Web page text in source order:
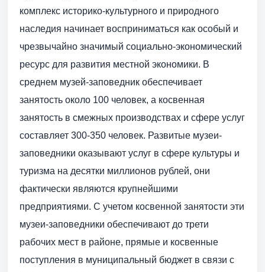
комплекс историко-культурного и природного
наследия начинает восприниматься как особый и
чрезвычайно значимый социально-экономический
ресурс для развития местной экономики. В
среднем музей-заповедник обеспечивает
занятость около 100 человек, а косвенная
занятость в смежных производствах и сфере услуг
составляет 300-350 человек. Развитые музеи-
заповедники оказывают услуг в сфере культуры и
туризма на десятки миллионов рублей, они
фактически являются крупнейшими
предприятиями. С учетом косвенной занятости эти
музеи-заповедники обеспечивают до трети
рабочих мест в районе, прямые и косвенные
поступления в муниципальный бюджет в связи с